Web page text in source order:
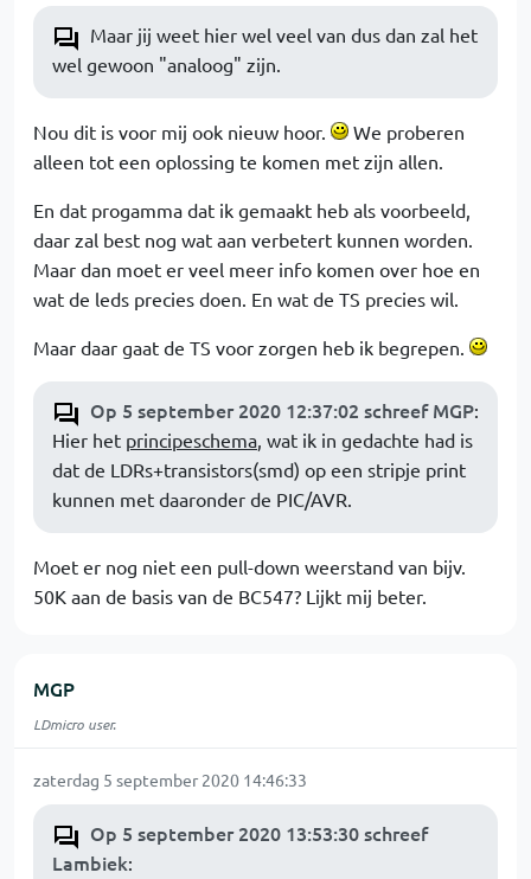
Maar jij weet hier wel veel van dus dan zal het
wel gewoon "analoog" zijn.
Nou dit is voor mij ook nieuw hoor.
We proberen
alleen tot een oplossing te komen met zijn allen.
En dat progamma dat ik gemaakt heb als voorbeeld,
daar zal best nog wat aan verbetert kunnen worden.
Maar dan moet er veel meer info komen over hoe en
wat de leds precies doen. En wat de TS precies wil.
Maar daar gaat de TS voor zorgen heb ik begrepen.
Op 5 september 2020 12:37:02 schreef MGP:
Hier het principeschema, wat ik in gedachte had is
dat de LDRs+transistors(smd) op een stripje print
kunnen met daaronder de PIC/AVR.
Moet er nog niet een pull-down weerstand van bijv.
50K aan de basis van de BC547? Lijkt mij beter.
MGP
LDmicro user.
zaterdag 5 september 2020 14:46:33
Op 5 september 2020 13:53:30 schreef
Lambiek: